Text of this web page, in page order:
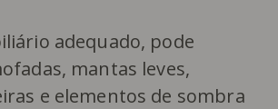
adequado, pode
mantas leves,
e elementos de sombra